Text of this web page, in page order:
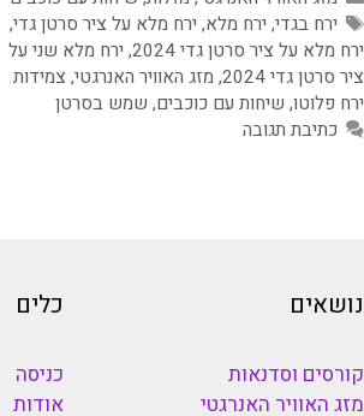
תגיות
ירח בגדי, ירח מלא, ירח מלא על ציר סרטן גדי,
ירח מלא על ציר סרטן גדי 2024
, ירח מלא שני על
ציר סרטן גדי 2024
, מזג האוויר האנרגטי, צמידות
ירח פלוטו, שיחות עם כוכבים, שמש בסרטן
כתיבת תגובה
נושאים
קורסים וסדנאות
מזג האוויר האנרגטי
כלים
כניסה
אודות